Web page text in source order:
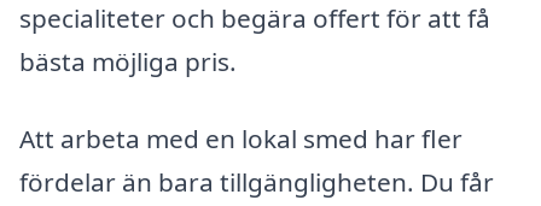
specialiteter och begära offert för att få
bästa möjliga pris.
Att arbeta med en lokal smed har fler
fördelar än bara tillgängligheten. Du får